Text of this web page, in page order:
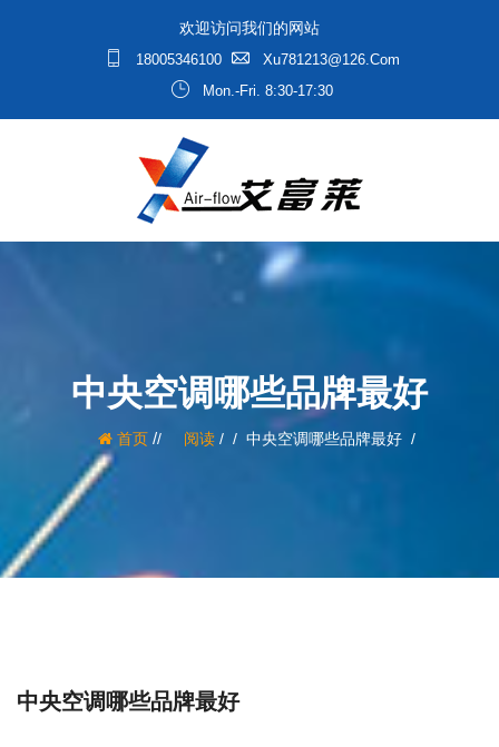
欢迎访问我们的网站
18005346100
Xu781213@126.com
Mon.-Fri. 8:30-17:30
中央空调哪些品牌最好
首页/ 阅读/ 中央空调哪些品牌最好
中央空调哪些品牌最好